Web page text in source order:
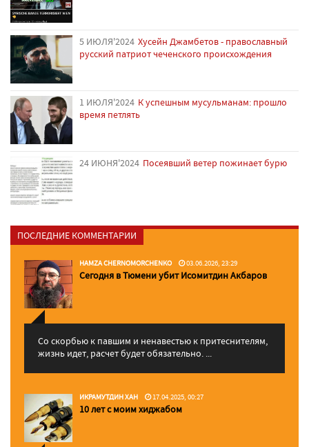
5 ИЮЛЯ'2024 Хусейн Джамбетов - православный
русский патриот чеченского происхождения
1 ИЮЛЯ'2024 К успешным мусульманам: прошло
время петлять
24 ИЮНЯ'2024 Посеявший ветер пожинает бурю
ПОСЛЕДНИЕ КОММЕНТАРИИ
HAMZA CHERNOMORCHENKO 03.06.2026, 23:29
Сегодня в Тюмени убит Исомитдин Акбаров
Со скорбью к павшим и ненавестью к притеснителям,
жизнь идет, расчет будет обязательно. ...
ИКРАМУТДИН ХАН 17.04.2025, 00:27
10 лет с моим хиджабом